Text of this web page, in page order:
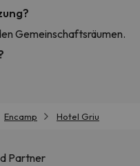
Gemeinschaftsräumen.
Encamp Hotel Griu
Partner